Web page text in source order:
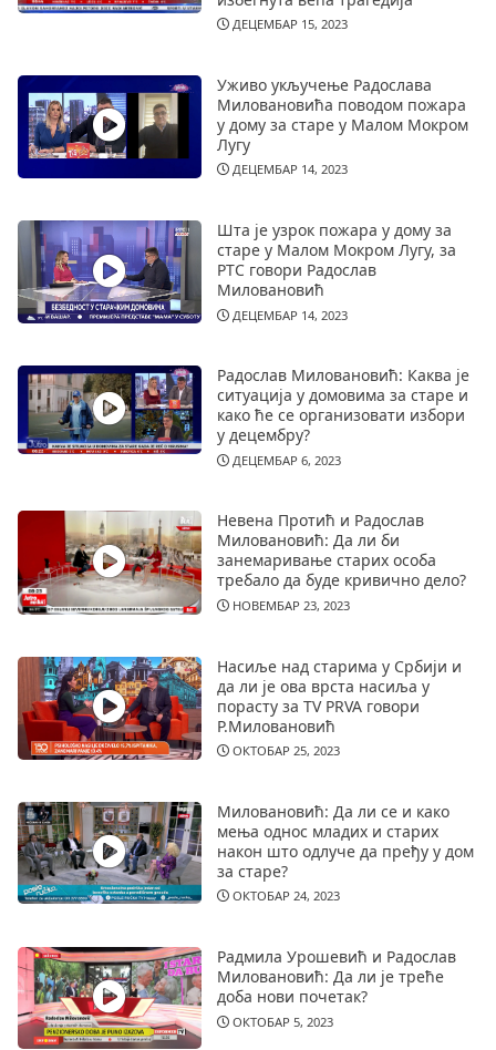
ДЕЦЕМБАР 15, 2023
Уживо укључење Радослава
Миловановића поводом пожара
у дому за старе у Малом Мокром
Лугу
ДЕЦЕМБАР 14, 2023
Шта је узрок пожара у дому за
старе у Малом Мокром Лугу, за
РТС говори Радослав
Миловановић
ДЕЦЕМБАР 14, 2023
Радослав Миловановић: Каква је
ситуација у домовима за старе и
како ће се организовати избори
у децембру?
ДЕЦЕМБАР 6, 2023
Невена Протић и Радослав
Миловановић: Да ли би
занемаривање старих особа
требало да буде кривично дело?
НОВЕМБАР 23, 2023
Насиље над старима у Србији и
да ли је ова врста насиља у
порасту за TV PRVA говори
Р.Миловановић
ОКТОБАР 25, 2023
Миловановић: Да ли се и како
мења однос младих и старих
након што одлуче да пређу у дом
за старе?
ОКТОБАР 24, 2023
Радмила Урошевић и Радослав
Миловановић: Да ли је треће
доба нови почетак?
ОКТОБАР 5, 2023